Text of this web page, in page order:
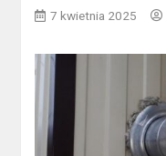
7 kwietnia 2025